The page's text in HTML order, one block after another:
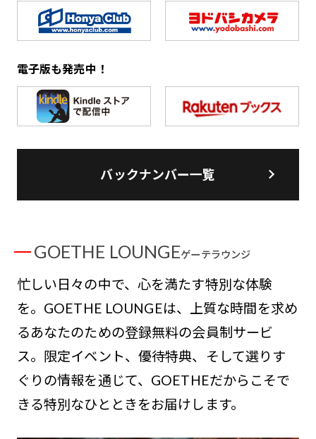
電子版も発売中！
バックナンバー一覧
GOETHE LOUNGEゲーテラウンジ
忙しい日々の中で、心を満たす特別な体験
を。GOETHE LOUNGEは、上質な時間を求め
るあなたのための登録無料の会員制サービ
ス。限定イベント、優待特典、そして選りす
ぐりの情報を通じて、GOETHEだからこそで
きる特別なひとときをお届けします。